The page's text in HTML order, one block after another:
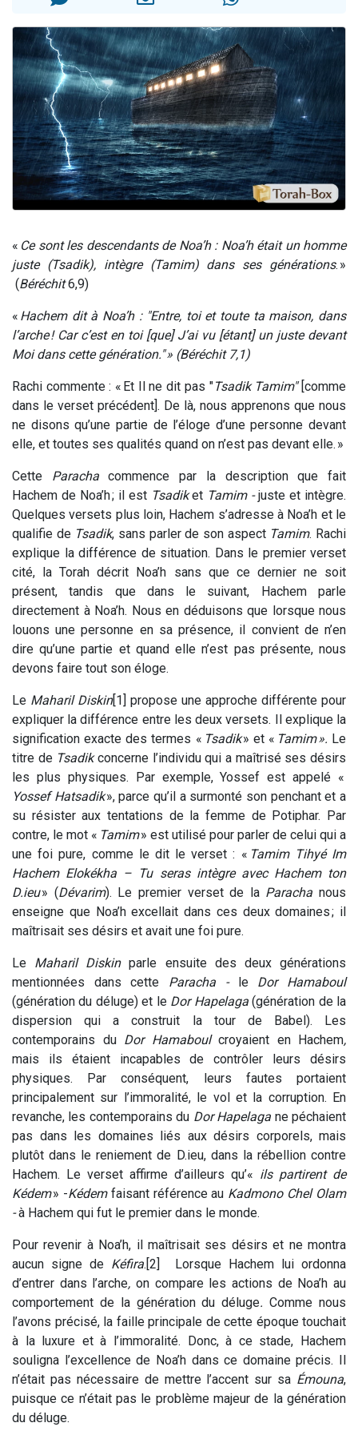
Ariel vient de donner son Maasser
Il reste 49 places pour étudier en groupe sur Zoom
Eva vient de donner son Maasser
« Ce sont les descendants de Noa’h : Noa’h était un homme
juste (Tsadik), intègre (Tamim) dans ses générations. »
(Béréchit6,9)
« Hachem dit à Noa’h : "Entre, toi et toute ta maison, dans
l’arche ! Car c’est en toi [que] J’ai vu [étant] un juste devant
Moi dans cette génération." » (Béréchit 7,1)
Rachi commente : « Et Il ne dit pas "Tsadik Tamim"[comme
dans le verset précédent]. De là, nous apprenons que nous
ne disons qu’une partie de l’éloge d’une personne devant
elle, et toutes ses qualités quand on n’est pas devant elle. »
Cette Parachacommence par la description que fait
Hachem de Noa’h ; il est Tsadiket Tamim -juste et intègre.
Quelques versets plus loin, Hachem s’adresse à Noa’h et le
qualifie de Tsadik, sans parler de son aspect Tamim. Rachi
explique la différence de situation. Dans le premier verset
cité, la Torah décrit Noa’h sans que ce dernier ne soit
présent, tandis que dans le suivant, Hachem parle
directement à Noa’h. Nous en déduisons que lorsque nous
louons une personne en sa présence, il convient de n’en
dire qu’une partie et quand elle n’est pas présente, nous
devons faire tout son éloge.
Le Maharil Diskin[1] propose une approche différente pour
expliquer la différence entre les deux versets. Il explique la
signification exacte des termes « Tsadik» et « Tamim ». Le
titre de Tsadikconcerne l’individu qui a maîtrisé ses désirs
les plus physiques. Par exemple, Yossef est appelé «
Yossef Hatsadik», parce qu’il a surmonté son penchant et a
su résister aux tentations de la femme de Potiphar. Par
contre, le mot « Tamim» est utilisé pour parler de celui qui a
une foi pure, comme le dit le verset : « Tamim Tihyé Im
Hachem Elokékha – Tu seras intègre avec Hachem ton
D.ieu» (Dévarim). Le premier verset de la Paracha nous
enseigne que Noa’h excellait dans ces deux domaines ; il
maîtrisait ses désirs et avait une foi pure.
Le Maharil Diskinparle ensuite des deux générations
mentionnées dans cette Paracha - le Dor
Hamaboul
(génération du déluge) et le Dor Hapelaga(génération de la
dispersion qui a construit la tour de Babel). Les
contemporains du Dor Hamaboulcroyaient en Hachem,
mais ils étaient incapables de contrôler leurs désirs
physiques. Par conséquent, leurs fautes portaient
principalement sur l’immoralité, le vol et la corruption. En
revanche, les contemporains du Dor Hapelaga ne péchaient
pas dans les domaines liés aux désirs corporels, mais
plutôt dans le reniement de D.ieu, dans la rébellion contre
Hachem. Le verset affirme d’ailleurs qu’« ils partirent de
Kédem» -Kédemfaisant référence au Kadmono Chel Olam
-à Hachem qui fut le premier dans le monde.
Pour revenir à Noa’h, il maîtrisait ses désirs et ne montra
aucun signe de Kéfira.[2] Lorsque Hachem lui ordonna
d’entrer dans l’arche,on compare les actions de Noa’h au
comportement de la génération du déluge.Comme nous
l’avons précisé, la faille principale de cette époque touchait
à la luxure et à l’immoralité. Donc, à ce stade, Hachem
souligna l’excellence de Noa’h dans ce domaine précis. Il
n’était pas nécessaire de mettre l’accent sur sa Émouna,
puisque ce n’était pas le problème majeur de la génération
du déluge.